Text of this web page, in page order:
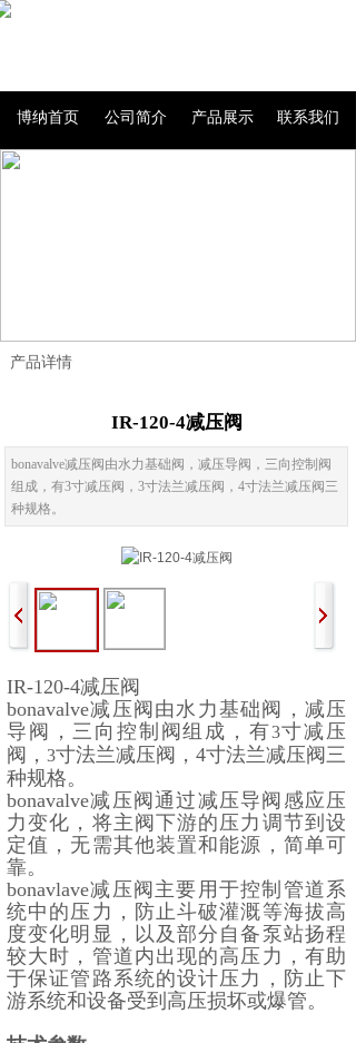
公司简介
博纳首页 联系我们
产品展示
产品详情
IR-120-4减压阀
bonavalve减压阀由水力基础阀，减压导阀，三向控制阀
组成，有3寸减压阀，3寸法兰减压阀，4寸法兰减压阀三
种规格。
IR-120-4减压阀
bonavalve减压阀由水力基础阀，减压
导阀，三向控制阀组成，有3寸减压
阀， 3寸法兰减压阀，4寸法兰减压阀三
种规格。
bonavalve减压阀通过减压导阀感应压
力变化，将主阀下游的压力调节到设
定值，无需其他装置和能源，简单可
靠。
bonavlave减压阀主要用于控制管道系
统中的压力，防止斗破灌溉等海拔高
度变化明显，以及部分自备泵站扬程
较大时，管道内出现的高压力，有助
于保证管路系统的设计压力，防止下
游系统和设备受到高压损坏或爆管。